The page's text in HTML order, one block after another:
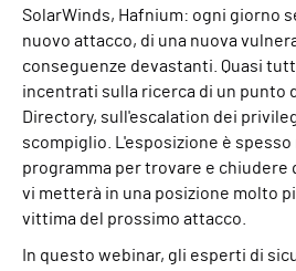
SolarWinds, Hafnium: ogni giorno
nuovo attacco, di una nuova
conseguenze devastanti. Quasi
incentrati sulla ricerca di un punto
Directory, sull'escalation dei
scompiglio. L'esposizione è spesso
programma per trovare e chiudere
vi metterà in una posizione molto
vittima del prossimo attacco.
In questo webinar, gli esperti di